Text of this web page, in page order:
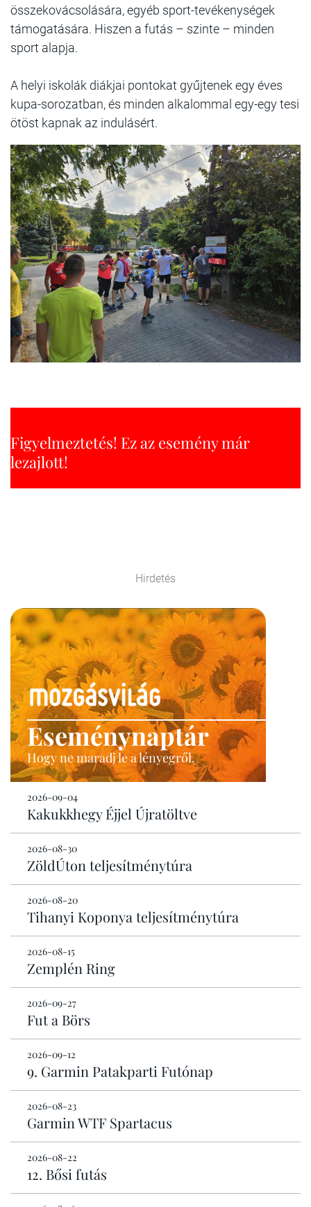
összekovácsolására, egyéb sport-tevékenységek
támogatására. Hiszen a futás – szinte – minden
sport alapja.
A helyi iskolák diákjai pontokat gyűjtenek egy éves
kupa-sorozatban, és minden alkalommal egy-egy tesi
ötöst kapnak az indulásért.
Figyelmeztetés! Ez az esemény már
lezajlott!
Hirdetés
Eseménynaptár
Hogy ne maradj le a lényegről.
2026-09-04
Kakukkhegy Éjjel Újratöltve
2026-08-30
ZöldÚton teljesítménytúra
2026-08-20
Tihanyi Koponya teljesítménytúra
2026-08-15
Zemplén Ring
2026-09-27
Fut a Börs
2026-09-12
9. Garmin Patakparti Futónap
2026-08-23
Garmin WTF Spartacus
2026-08-22
12. Bősi futás